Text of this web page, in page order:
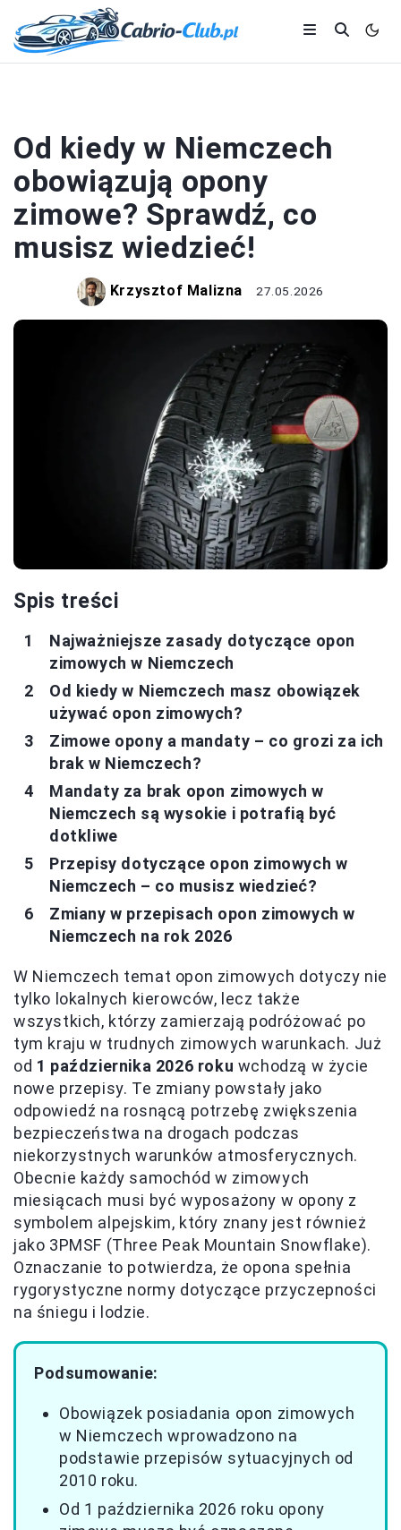
Od kiedy w Niemczech
obowiązują opony
zimowe? Sprawdź, co
musisz wiedzieć!
Krzysztof Malizna 27.05.2026
Spis treści
Najważniejsze zasady dotyczące opon
zimowych w Niemczech
Od kiedy w Niemczech masz obowiązek
używać opon zimowych?
Zimowe opony a mandaty – co grozi za ich
brak w Niemczech?
Mandaty za brak opon zimowych w
Niemczech są wysokie i potrafią być
dotkliwe
Przepisy dotyczące opon zimowych w
Niemczech – co musisz wiedzieć?
Zmiany w przepisach opon zimowych w
Niemczech na rok 2026
W Niemczech temat opon zimowych dotyczy nie
tylko lokalnych kierowców, lecz także
wszystkich, którzy zamierzają podróżować po
tym kraju w trudnych zimowych warunkach. Już
od 1 października 2026 roku wchodzą w życie
nowe przepisy. Te zmiany powstały jako
odpowiedź na rosnącą potrzebę zwiększenia
bezpieczeństwa na drogach podczas
niekorzystnych warunków atmosferycznych.
Obecnie każdy samochód w zimowych
miesiącach musi być wyposażony w opony z
symbolem alpejskim, który znany jest również
jako 3PMSF (Three Peak Mountain Snowflake).
Oznaczanie to potwierdza, że opona spełnia
rygorystyczne normy dotyczące przyczepności
na śniegu i lodzie.
Podsumowanie:
Obowiązek posiadania opon zimowych
w Niemczech wprowadzono na
podstawie przepisów sytuacyjnych od
2010 roku.
Od 1 października 2026 roku opony